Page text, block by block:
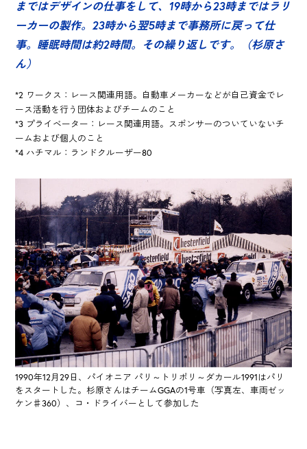
まではデザインの仕事をして、19時から23時まではラリ
ーカーの製作。23時から翌5時まで事務所に戻って仕
事。睡眠時間は約2時間。その繰り返しです。（杉原さ
ん）
*2 ワークス：レース関連用語。自動車メーカーなどが自己資金でレ
ース活動を行う団体およびチームのこと
*3 プライベーター：レース関連用語。スポンサーのついていないチ
ームおよび個人のこと
*4 ハチマル：ランドクルーザー80
1990年12月29日、パイオニア パリ～トリポリ～ダカール1991はパリ
をスタートした。杉原さんはチームGGAの1号車（写真左、車両ゼッ
ケン♯360）、コ・ドライバーとして参加した